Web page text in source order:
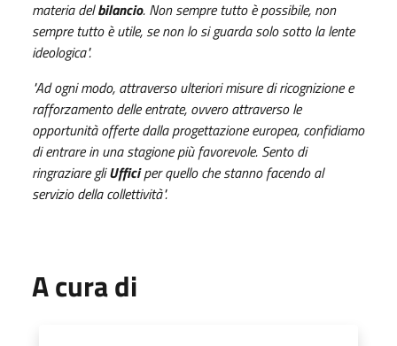
materia delbilancio. Non sempre tutto è possibile, non
sempre tutto è utile, se non lo si guarda solo sotto la lente
ideologica".
"Ad ogni modo, attraverso ulteriori misure di ricognizione e
rafforzamento delle entrate, ovvero attraverso le
opportunità offerte dalla progettazione europea, confidiamo
di entrare in una stagione più favorevole. Sento di
ringraziare gliUfficiper quello che stanno facendo al
servizio della collettività".
A cura di